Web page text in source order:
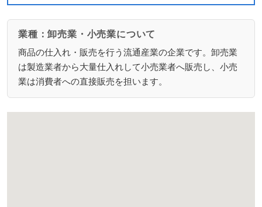
業種：卸売業・小売業について
商品の仕入れ・販売を行う流通産業の企業です。卸売業
は製造業者から大量仕入れして小売業者へ販売し、小売
業は消費者への直接販売を担います。